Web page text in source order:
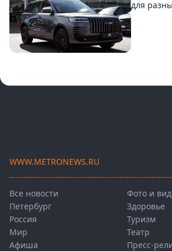
для
WWW.METRONEWS.RU
Все новости
Петербург
Россия
Мир
Афиша
Фото и
Здоровье
Туризм
Театр
Пресс-